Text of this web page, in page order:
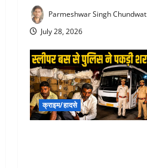
Parmeshwar Singh Chundwat
July 28, 2026
क्राइम/हादसे